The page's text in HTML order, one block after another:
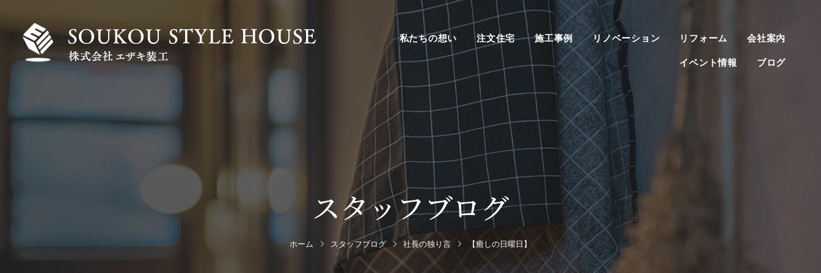
私たちの想い 注文住宅 施工事例 リノベーション リフォーム 会社案内
イベント情報 ブログ
スタッフブログ
ホーム スタッフブログ 社長の独り言 【癒しの日曜日】